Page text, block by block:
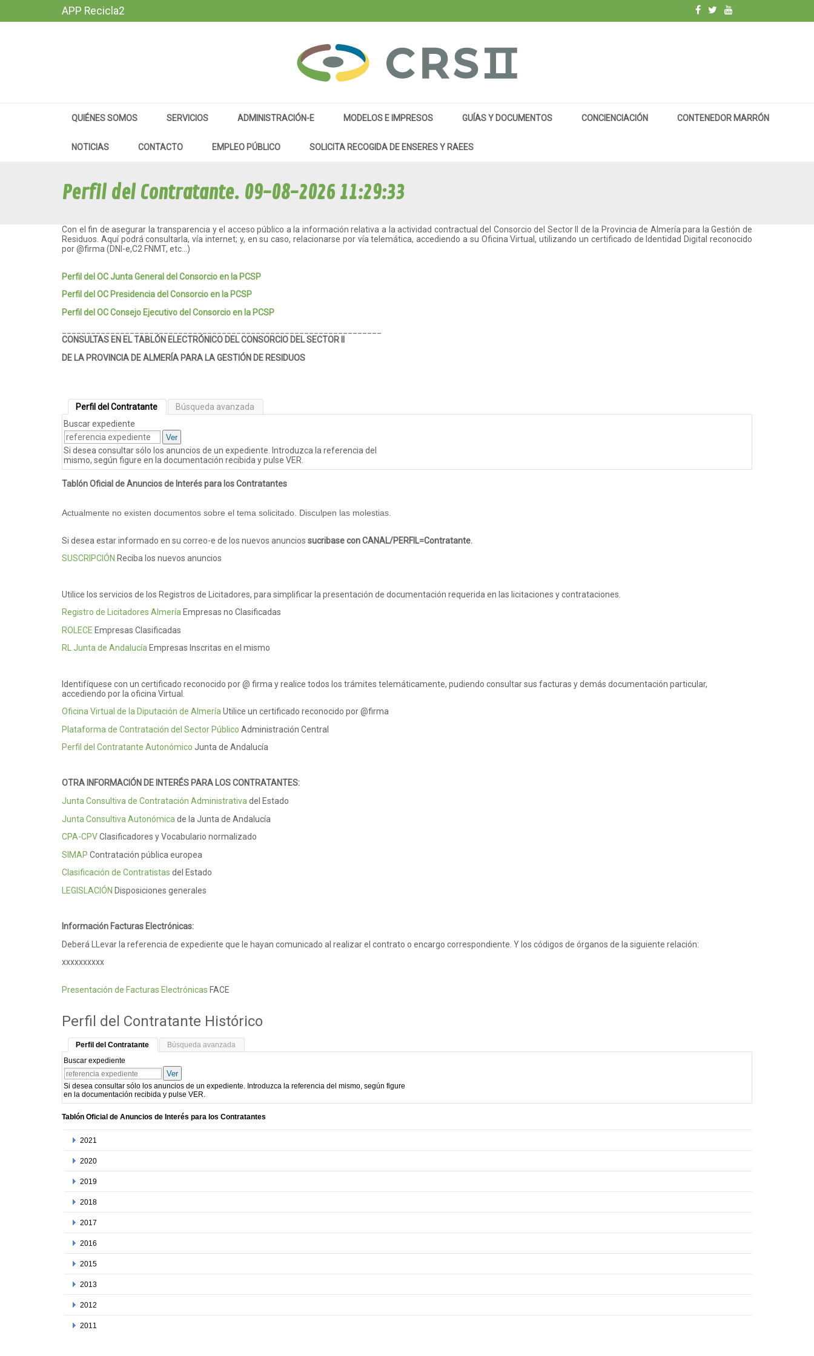
APP Recicla2
QUIÉNES SOMOS SERVICIOS ADMINISTRACIÓN-E MODELOS E IMPRESOS GUÍAS Y DOCUMENTOS CONCIENCIACIÓN CONTENEDOR MARRÓN
NOTICIAS CONTACTO EMPLEO PÚBLICO SOLICITA RECOGIDA DE ENSERES Y RAEES
Perfil del Contratante. 09-08-2026 11:29:33
Con el fin de asegurar la transparencia y el acceso público a la información relativa a la actividad contractual del Consorcio del Sector II de la Provincia de Almería para la Gestión de
Residuos. Aquí podrá consultarla, vía internet; y, en su caso, relacionarse por vía telemática, accediendo a su Oficina Virtual, utilizando un certificado de Identidad Digital reconocido
por @firma (DNI-e,C2 FNMT, etc...)
Perfil del OC Junta General del Consorcio en la PCSP
Perfil del OC Presidencia del Consorcio en la PCSP
Perfil del OCConsejo Ejecutivo del Consorcio en la PCSP
CONSULTAS EN EL TABLÓN ELECTRÓNICO DEL CONSORCIO DEL SECTOR II
DE LA PROVINCIA DE ALMERÍA PARA LA GESTIÓN DE RESIDUOS
Perfil del Contratante
Búsqueda avanzada
Buscar expediente
Ver
Si desea consultar sólo los anuncios de un expediente. Introduzca la referencia del
mismo, según figure en la documentación recibida y pulse VER.
Tablón Oficial de Anuncios de Interés para los Contratantes
Actualmente no existen documentos sobre el tema solicitado. Disculpen las molestias.
Si desea estar informado en su correo-e de los nuevos anuncios sucribase con CANAL/PERFIL=Contratante.
SUSCRIPCIÓN Reciba los nuevos anuncios
Utilice los servicios de los Registros de Licitadores, para simplificar la presentación de documentación requerida en las licitaciones y contrataciones.
Registro de Licitadores Almería Empresas no Clasificadas
ROLECE Empresas Clasificadas
RL Junta de Andalucía Empresas Inscritas en el mismo
Identifíquese con un certificado reconocido por @ firma y realice todos los trámites telemáticamente, pudiendo consultar sus facturas y demás documentación particular,
accediendo por la oficina Virtual.
Oficina Virtual de la Diputación de Almería Utilice un certificado reconocido por @firma
Plataforma de Contratación del Sector Público Administración Central
Perfil del Contratante Autonómico Junta de Andalucía
OTRA INFORMACIÓN DE INTERÉS PARA LOS CONTRATANTES:
Junta Consultiva de Contratación Administrativa del Estado
Junta Consultiva Autonómica de la Junta de Andalucía
CPA-CPVClasificadores y Vocabulario normalizado
SIMAP Contratación pública europea
Clasificación de Contratistas del Estado
LEGISLACIÓN Disposiciones generales
Información Facturas Electrónicas:
Deberá LLevar la referencia de expediente que le hayan comunicado al realizar el contrato o encargo correspondiente. Y los códigos de órganos de la siguiente relación:
xxxxxxxxxx
Presentación de Facturas Electrónicas FACE
Perfil del Contratante Histórico